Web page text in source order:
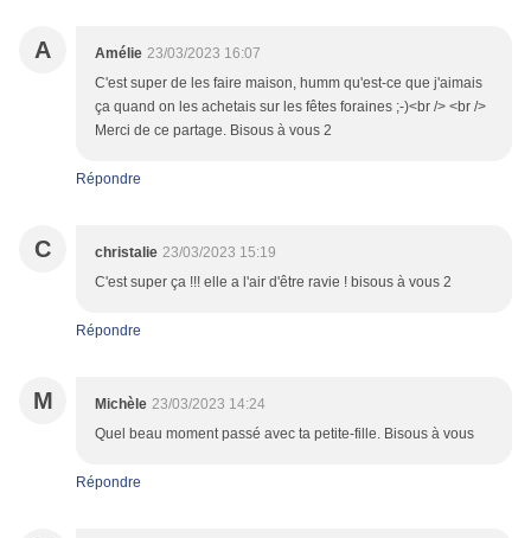
A Amélie 23/03/2023 16:07
C'est super de les faire maison, humm qu'est-ce que j'aimais
ça quand on les achetais sur les fêtes foraines ;-)<br /> <br />
Merci de ce partage. Bisous à vous 2
Répondre
C christalie 23/03/2023 15:19
C'est super ça !!! elle a l'air d'être ravie ! bisous à vous 2
Répondre
M Michèle 23/03/2023 14:24
Quel beau moment passé avec ta petite-fille. Bisous à vous
Répondre